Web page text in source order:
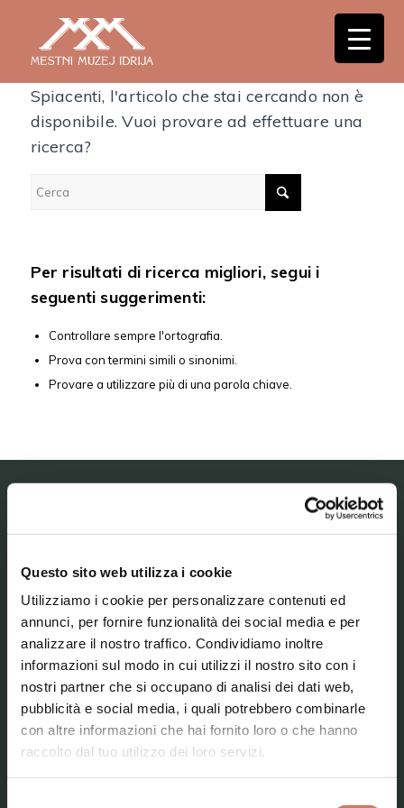
Questo sito web utilizza i cookie
Utilizziamo i cookie per personalizzare contenuti ed
annunci, per fornire funzionalità dei social media e per
analizzare il nostro traffico. Condividiamo inoltre
informazioni sul modo in cui utilizzi il nostro sito con i
nostri partner che si occupano di analisi dei dati web,
pubblicità e social media, i quali potrebbero combinarle
con altre informazioni che hai fornito loro o che hanno
raccolto dal tuo utilizzo dei loro servizi.
Nessun risultato
Spiacenti, l'articolo che stai cercando non è
disponibile. Vuoi provare ad effettuare una
ricerca?
Per risultati di ricerca migliori, segui i
seguenti suggerimenti:
Controllare sempre l'ortografia.
Prova con termini simili o sinonimi.
Provare a utilizzare più di una parola chiave.
MESTNI MUZEJ IDRIJA – MUSEO CIVICO DI
IDRIJA
Le nostre collezioni
Attualità
Contatti